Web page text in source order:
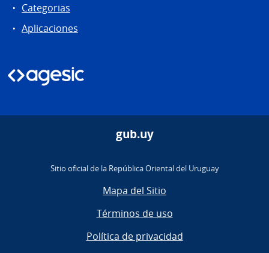
Categorias
Aplicaciones
gub.uy
Sitio oficial de la República Oriental del Uruguay
Mapa del Sitio
Términos de uso
Política de privacidad